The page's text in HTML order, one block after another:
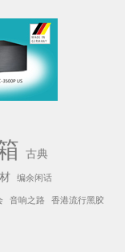
古典
编余闲话
音响之路 香港流行黑胶